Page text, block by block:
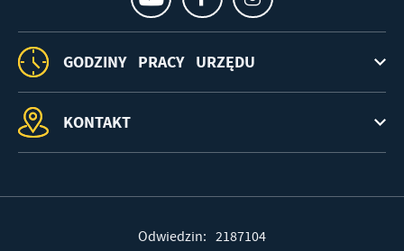
GODZINY PRACY URZĘDU
KONTAKT
Odwiedzin: 2187104